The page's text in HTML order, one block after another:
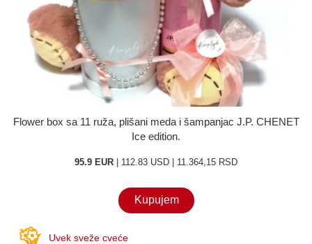
O nama
Kontakt
Flower box sa 11 ruža, plišani meda i šampanjac J.P. CHENET
Ice edition.
95.9 EUR | 112.83 USD | 11.364,15 RSD
Kupujem
Uvek sveže cveće